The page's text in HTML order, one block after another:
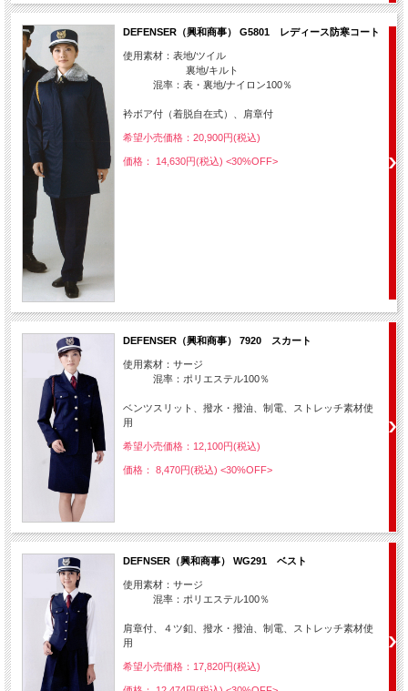
DEFENSER（興和商事） G5801 レディース防寒コート
使用素材：表地/ツイル
裏地/キルト
混率：表・裏地/ナイロン100％
衿ボア付（着脱自在式）、肩章付
希望小売価格：20,900円(税込)
価格： 14,630円(税込) <30%OFF>
DEFENSER（興和商事） 7920 スカート
使用素材：サージ
混率：ポリエステル100％
ベンツスリット、撥水・撥油、制電、ストレッチ素材使
用
希望小売価格：12,100円(税込)
価格： 8,470円(税込) <30%OFF>
DEFNSER（興和商事） WG291 ベスト
使用素材：サージ
混率：ポリエステル100％
肩章付、４ツ釦、撥水・撥油、制電、ストレッチ素材使
用
希望小売価格：17,820円(税込)